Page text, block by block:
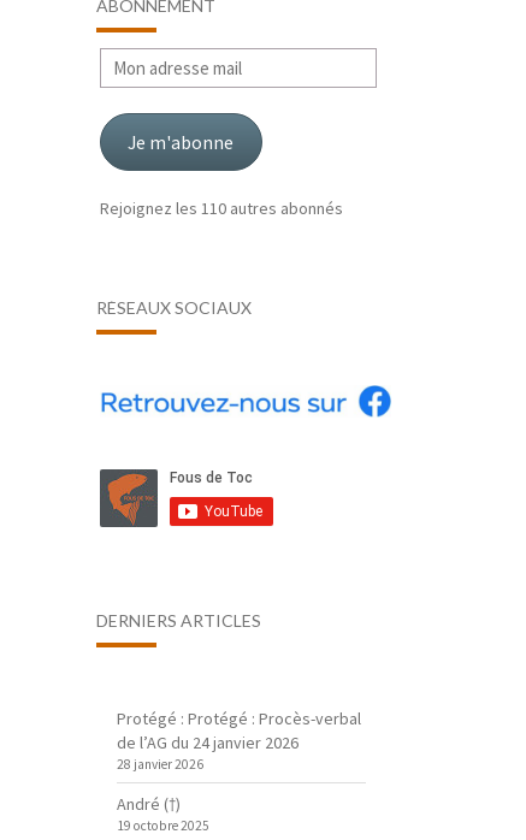
ABONNEMENT
Mon
adresse
mail
Je m'abonne
Rejoignez les 110 autres abonnés
RÉSEAUX SOCIAUX
DERNIERS ARTICLES
Protégé : Protégé : Procès-verbal
de l’AG du 24 janvier 2026
28 janvier 2026
André (†)
19 octobre 2025